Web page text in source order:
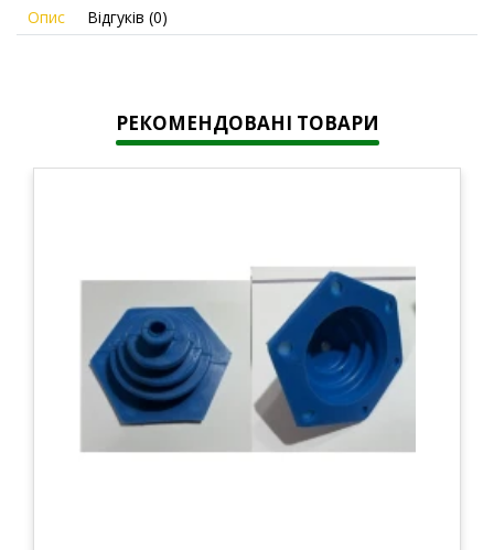
Опис Відгуків (0)
РЕКОМЕНДОВАНІ ТОВАРИ